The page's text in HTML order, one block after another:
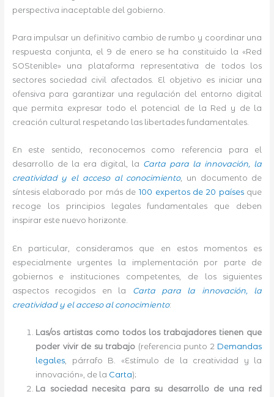
perspectiva inaceptable del gobierno.
Para impulsar un definitivo cambio de rumbo y coordinar una
respuesta conjunta, el 9 de enero se ha constituido la «Red
SOStenible» una plataforma representativa de todos los
sectores sociedad civil afectados. El objetivo es iniciar una
ofensiva para garantizar una regulación del entorno digital
que permita expresar todo el potencial de la Red y de la
creación cultural respetando las libertades fundamentales.
En este sentido, reconocemos como referencia para el
desarrollo de la era digital, la Carta para la innovación, la
creatividad y el acceso al conocimiento, un documento de
síntesis elaborado por más de 100 expertos de 20 paísesque
recoge los principios legales fundamentales que deben
inspirar este nuevo horizonte.
En particular, consideramos que en estos momentos es
especialmente urgentes la implementación por parte de
gobiernos e instituciones competentes, de los siguientes
aspectos recogidos en la Carta para la innovación, la
creatividad y el acceso al conocimiento:
Las/os artistas como todos los trabajadores tienen que
poder vivir de su trabajo (referencia punto 2 Demandas
legales, párrafo B. «Estímulo de la creatividad y la
innovación», de la Carta);
La sociedad necesita para su desarrollo de una red